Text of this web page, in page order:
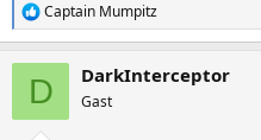
R
e
Captain Mumpitz
D DarkInterceptor
Gast